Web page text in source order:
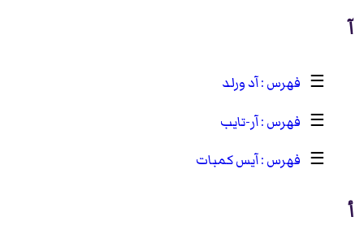
آ
☰
آد ورلد
☰
آر-تايب
☰
آيس كمبات
أ